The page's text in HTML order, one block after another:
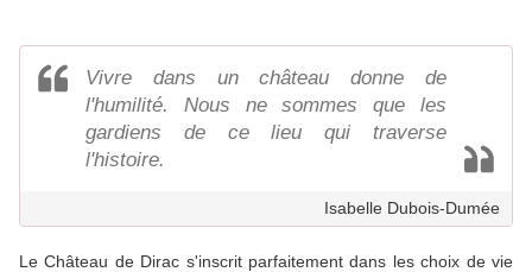
Vivre dans un château donne de
l'humilité. Nous ne sommes que les
gardiens de ce lieu qui traverse
l'histoire.
Isabelle Dubois-Dumée
Le Château de Dirac s'inscrit parfaitement dans les choix de vie